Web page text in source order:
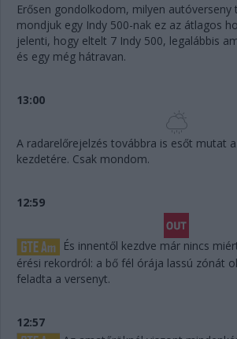
Erősen gondolkodom, milyen
mondjuk egy Indy 500-nak ez az átlagos
jelenti, hogy eltelt 7 Indy 500, legalábbis
és egy még hátravan.
13:00
A radarelőrejelzés továbbra is esőt mutat
kezdetére. Csak mondom.
12:59
És innentől kezdve már nincs
érési rekordról: a bő fél órája lassú zónát
feladta a versenyt.
12:57